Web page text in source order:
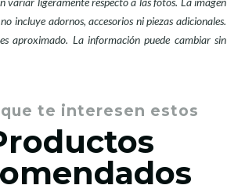
incluye adornos, accesorios ni piezas adicionales.
aproximado. La información puede cambiar sin
te interesen estos